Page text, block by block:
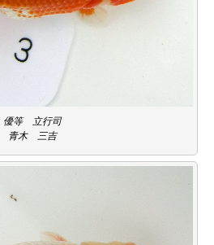
優等 立行司
青木 三吉